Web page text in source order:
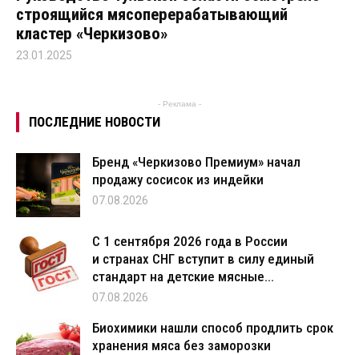
строящийся мясоперерабатывающий
кластер «Черкизово»
23.01.2025
- Реклама -
ПОСЛЕДНИЕ НОВОСТИ
Бренд «Черкизово Премиум» начал
продажу сосисок из индейки
07.08.2026
С 1 сентября 2026 года в России
и странах СНГ вступит в силу единый
стандарт на детские мясные...
07.08.2026
Биохимики нашли способ продлить срок
хранения мяса без заморозки